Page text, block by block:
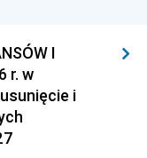
I
r. w
i